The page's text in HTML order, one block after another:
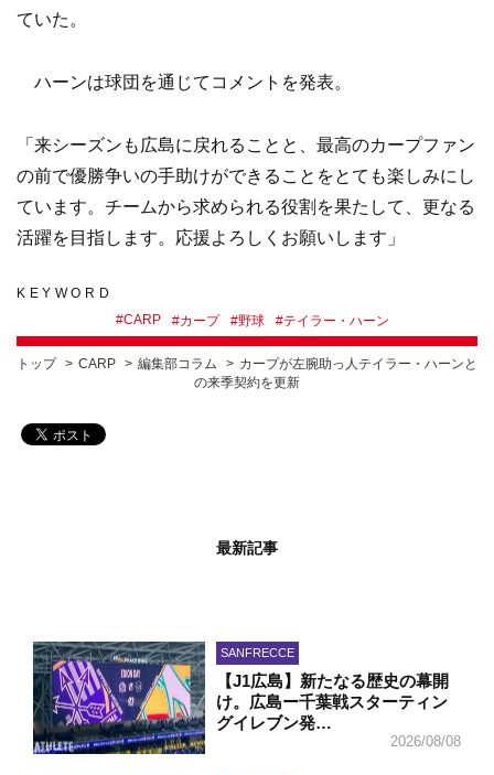
ていた。
ハーンは球団を通じてコメントを発表。
「来シーズンも広島に戻れることと、最高のカープファン
の前で優勝争いの手助けができることをとても楽しみにし
ています。チームから求められる役割を果たして、更なる
活躍を目指します。応援よろしくお願いします」
KEYWORD
#CARP #カープ #野球 #テイラー・ハーン
トップ CARP 編集部コラム
カープが左腕助っ人テイラー・ハーンと
の来季契約を更新
最新記事
SANFRECCE
【J1広島】新たなる歴史の幕開
け。広島ー千葉戦スターティン
グイレブン発…
2026/08/08